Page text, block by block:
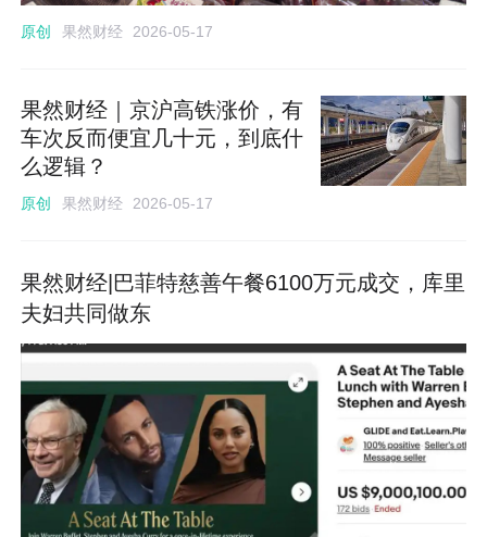
原创 果然财经 2026-05-17
果然财经｜京沪高铁涨价，有
车次反而便宜几十元，到底什
么逻辑？
原创 果然财经 2026-05-17
果然财经|巴菲特慈善午餐6100万元成交，库里
夫妇共同做东